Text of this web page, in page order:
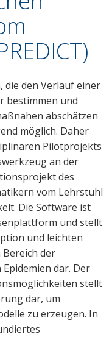
die den Verlauf einer
bestimmen und
abschätzen
möglich. Daher
Pilotprojekts
an der
des
vom Lehrstuhl
Die Software ist
und stellt
und leichten
der
dar. Der
stellt
dar, um
zu erzeugen. In